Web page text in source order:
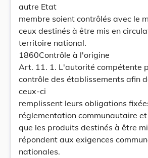
autre Etat
membre soient contrôlés avec le
ceux destinés à être mis en
territoire national.
1860Contrôle à l'origine
Art. 11. 1. L'autorité compétente
contrôle des établissements afin
ceux-ci
remplissent leurs obligations
réglementation communautaire
que les produits destinés à être
répondent aux exigences
nationales.